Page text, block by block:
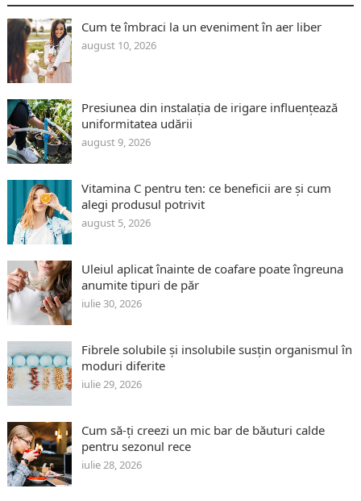
Cum te îmbraci la un eveniment în aer liber
august 10, 2026
Presiunea din instalația de irigare influențează
uniformitatea udării
august 9, 2026
Vitamina C pentru ten: ce beneficii are și cum
alegi produsul potrivit
august 5, 2026
Uleiul aplicat înainte de coafare poate îngreuna
anumite tipuri de păr
iulie 30, 2026
Fibrele solubile și insolubile susțin organismul în
moduri diferite
iulie 29, 2026
Cum să-ți creezi un mic bar de băuturi calde
pentru sezonul rece
iulie 28, 2026